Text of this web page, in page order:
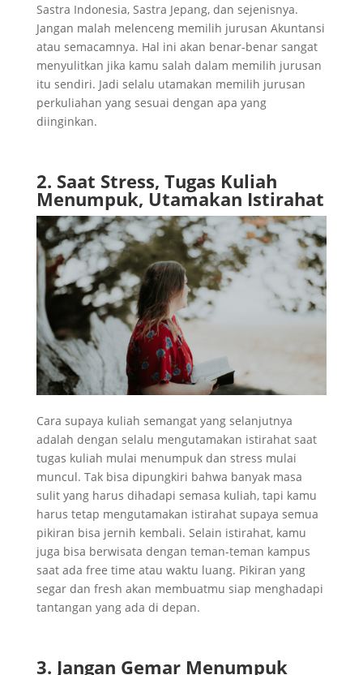
Sastra Indonesia, Sastra Jepang, dan sejenisnya.
Jangan malah melenceng memilih jurusan Akuntansi
atau semacamnya. Hal ini akan benar-benar sangat
menyulitkan jika kamu salah dalam memilih jurusan
itu sendiri. Jadi selalu utamakan memilih jurusan
perkuliahan yang sesuai dengan apa yang
diinginkan.
2. Saat Stress, Tugas Kuliah
Menumpuk, Utamakan Istirahat
Cara supaya kuliah semangat yang selanjutnya
adalah dengan selalu mengutamakan istirahat saat
tugas kuliah mulai menumpuk dan stress mulai
muncul. Tak bisa dipungkiri bahwa banyak masa
sulit yang harus dihadapi semasa kuliah, tapi kamu
harus tetap mengutamakan istirahat supaya semua
pikiran bisa jernih kembali. Selain istirahat, kamu
juga bisa berwisata dengan teman-teman kampus
saat ada free time atau waktu luang. Pikiran yang
segar dan fresh akan membuatmu siap menghadapi
tantangan yang ada di depan.
3. Jangan Gemar Menumpuk